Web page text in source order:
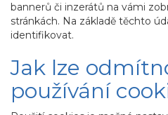
bannerů či inzerátů na vámi
stránkách. Na základě těchto
identifikovat.
Jak lze
používání